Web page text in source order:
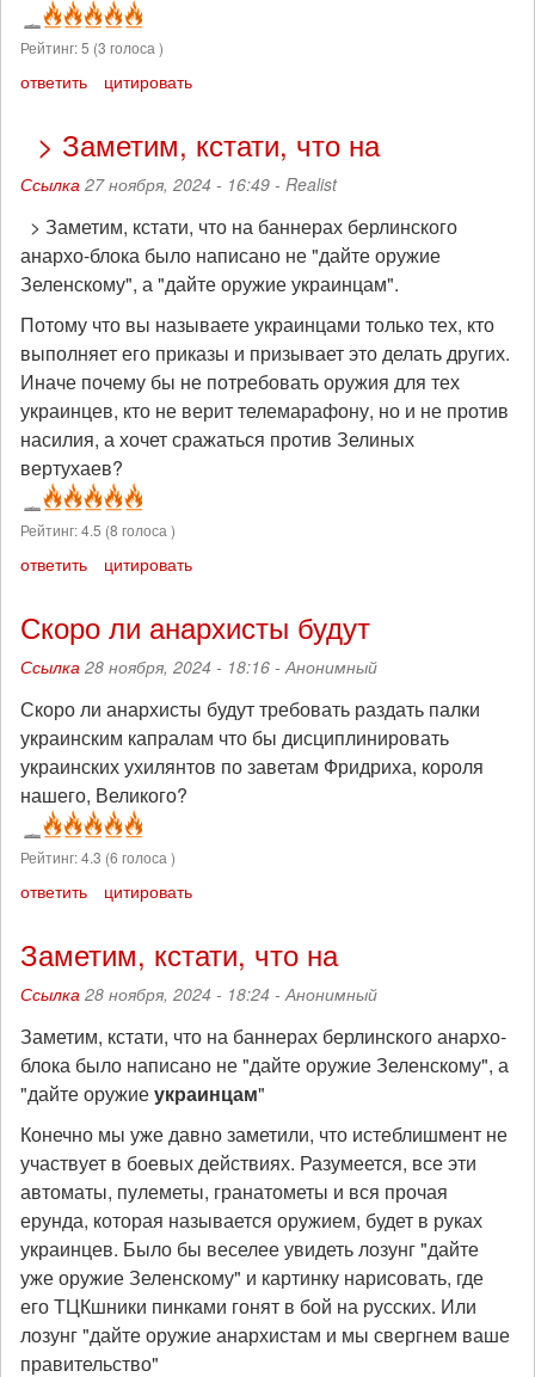
Рейтинг:5 (3 голоса )
ответить цитировать
> Заметим, кстати, что на
Ссылка 27 ноября, 2024 - 16:49 - Realist
> Заметим, кстати, что на баннерах берлинского
анархо-блока было написано не "дайте оружие
Зеленскому", а "дайте оружие украинцам".
Потому что вы называете украинцами только тех, кто
выполняет его приказы и призывает это делать других.
Иначе почему бы не потребовать оружия для тех
украинцев, кто не верит телемарафону, но и не против
насилия, а хочет сражаться против Зелиных
вертухаев?
Рейтинг:4.5 (8 голоса )
ответить цитировать
Скоро ли анархисты будут
Ссылка 28 ноября, 2024 - 18:16 - Анонимный
Скоро ли анархисты будут требовать раздать палки
украинским капралам что бы дисциплинировать
украинских ухилянтов по заветам Фридриха, короля
нашего, Великого?
Рейтинг:4.3 (6 голоса )
ответить цитировать
Заметим, кстати, что на
Ссылка 28 ноября, 2024 - 18:24 - Анонимный
Заметим, кстати, что на баннерах берлинского анархо-
блока было написано не "дайте оружие Зеленскому", а
"дайте оружиеукраинцам"
Конечно мы уже давно заметили, что истеблишмент не
участвует в боевых действиях. Разумеется, все эти
автоматы, пулеметы, гранатометы и вся прочая
ерунда, которая называется оружием, будет в руках
украинцев. Было бы веселее увидеть лозунг "дайте
уже оружие Зеленскому" и картинку нарисовать, где
его ТЦКшники пинками гонят в бой на русских. Или
лозунг "дайте оружие анархистам и мы свергнем ваше
правительство"